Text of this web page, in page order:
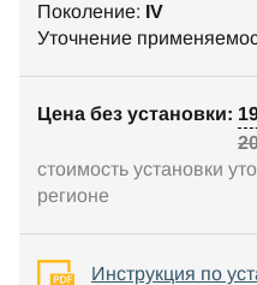
Поколение: IV
Уточнение
Цена без установки:
стоимость установки
регионе
Инструкция по